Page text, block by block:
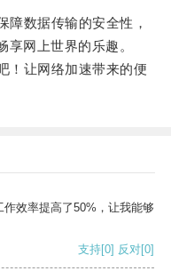
数据传输的安全性，
网上世界的乐趣。
让网络加速带来的便
效率提高了50%，让我能够
支持[0] 反对[0]